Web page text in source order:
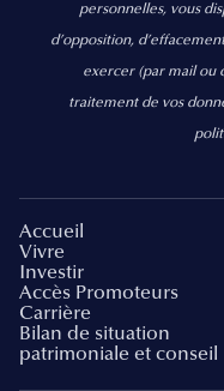
personnelles, vous
d’opposition,
exercer (par mail ou
traitement de vos
Accueil
Vivre
Investir
Accès Promoteurs
Carrière
Bilan de situation
patrimoniale et conseil